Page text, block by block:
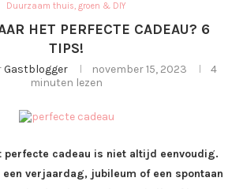
Duurzaam thuis, groen & DIY
HET PERFECTE CADEAU? 6
TIPS!
Gastblogger november 15, 2023
4
minuten lezen
perfecte cadeau is niet altijd eenvoudig.
verjaardag, jubileum of een spontaan